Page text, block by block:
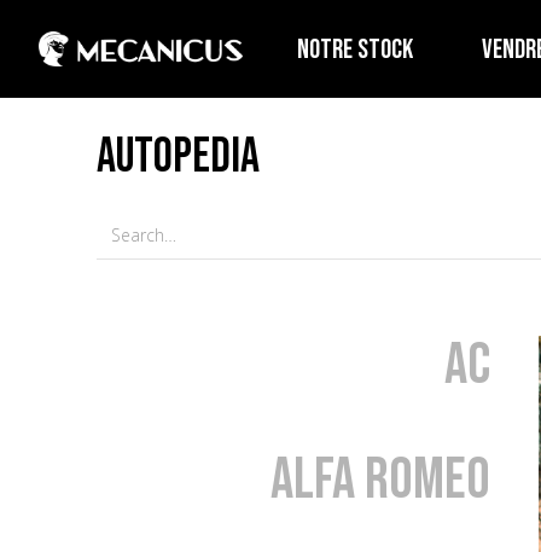
NOTRE STOCK
AUTOPEDIA
AC
Alfa Romeo